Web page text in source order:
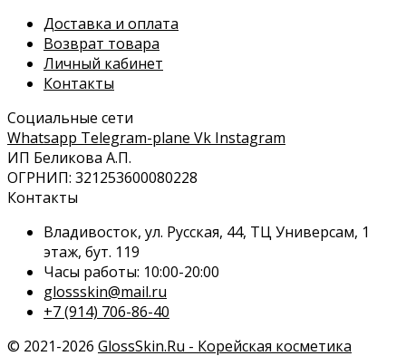
Доставка и оплата
Возврат товара
Личный кабинет
Контакты
Социальные сети
Whatsapp Telegram-plane Vk Instagram
ИП Беликова А.П.
ОГРНИП: 321253600080228
Контакты
Владивосток, ул. Русская, 44, ТЦ Универсам, 1
этаж, бут. 119
Часы работы: 10:00-20:00
glossskin@mail.ru
+7 (914) 706-86-40
© 2021-2026 GlossSkin.Ru - Корейская косметика